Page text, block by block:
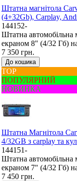
Штатна магнітола
(4+32Gb), Carplay,
144152-
Штатна автомобільна
екраном 8" (4/32 Гб)
7 350 грн.
До кошика
ТОР
ПОПУЛЯРНИЙ
НОВИНКА
Штатна Mагнітола
4/32GB з carplay та
144151-
Штатна автомобільна
екраном 7" (4/32 Гб)
7 450 грн.